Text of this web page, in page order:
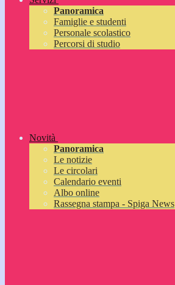
Panoramica
Famiglie e studenti
Personale scolastico
Percorsi di studio
Novità
Panoramica
Le notizie
Le circolari
Calendario eventi
Albo online
Rassegna stampa - Spiga News